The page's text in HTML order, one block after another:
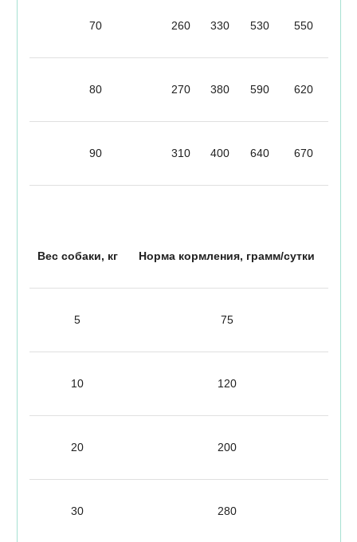
70 260 330 530 550
80 270 380 590 620
90 310 400 640 670
Вес собаки, кг Норма кормления, грамм/сутки
5 75
10 120
20 200
30 280